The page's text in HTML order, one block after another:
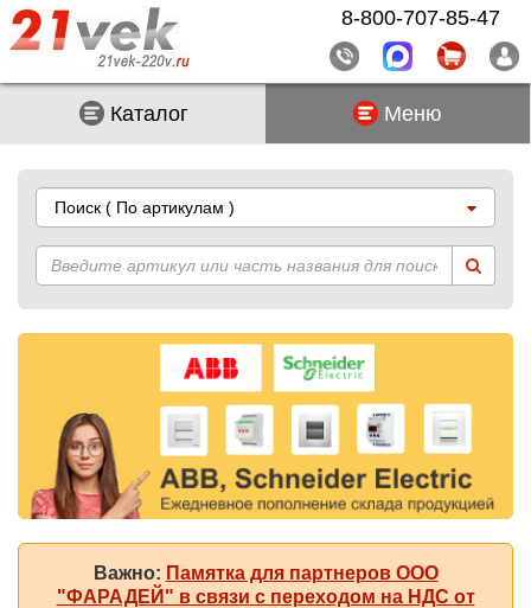
Каталог Меню
Поиск ( По артикулам )
Важно: Памятка для партнеров ООО
"ФАРАДЕЙ" в связи с переходом на НДС от
8-800-707-85-47